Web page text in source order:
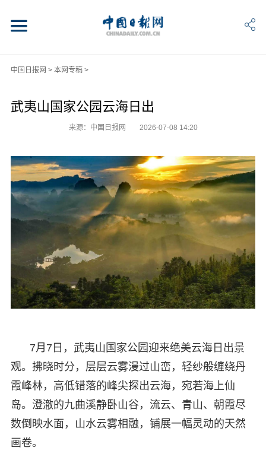
中国日报网 > 本网专稿>
武夷山国家公园云海日出
来源：中国日报网 2026-07-08 14:20
7月7日，武夷山国家公园迎来绝美云海日出景
观。拂晓时分，层层云雾漫过山峦，轻纱般缠绕丹
霞峰林，高低错落的峰尖探出云海，宛若海上仙
岛。澄澈的九曲溪静卧山谷，流云、青山、朝霞尽
数倒映水面，山水云雾相融，铺展一幅灵动的天然
画卷。